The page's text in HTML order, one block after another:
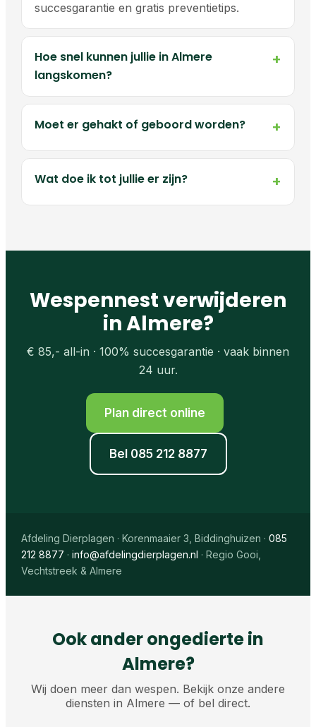
succesgarantie en gratis preventietips.
Hoe snel kunnen jullie in Almere
langskomen?
Moet er gehakt of geboord worden?
Wat doe ik tot jullie er zijn?
Wespennest verwijderen
in Almere?
€ 85,- all-in · 100% succesgarantie · vaak binnen
24 uur.
Plan direct online
Bel 085 212 8877
Afdeling Dierplagen · Korenmaaier 3, Biddinghuizen · 085
212 8877 · info@afdelingdierplagen.nl · Regio Gooi,
Vechtstreek & Almere
Ook ander ongedierte in
Almere?
Wij doen meer dan wespen. Bekijk onze andere
diensten in Almere — of bel direct.